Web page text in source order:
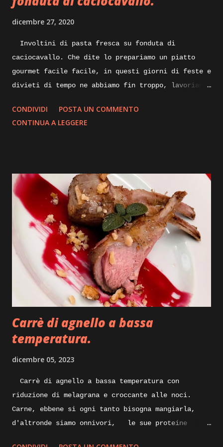
dicembre 27, 2020
Involtini di pasta fresca su fonduta di
caciocavallo. Che dite lo prepariamo un piatto
gourmet facile facile, in questi giorni di feste e
divieti di tempo ne abbiamo fin troppo, lavoriamo
ne verrà fuori, quindi spostiamoci dalla scrivania
ai fornelli ed iniziamo. Quando pensiamo ad un
impiattarlo, non dilunghiamoci oltre e andiamo
subito ad iniziare. Ingredienti: sfoglia di
pasta fresca, carne di tacchino, provola, olio
pepe, ricotta stagionata, mostarda, caciocavallo
stagionato, prezzemolo, julienne di peperoncino,
pellicola adatta anche per la cottura degli
alimenti. Execution: prepariamo per iniziare
un po’ di bollito con del tacchino, quindi pentola
con acqua carne di tacchino e un pizzico di sale
grosso, portiamo tutto sul forn...
CONDIVIDI
POSTA UN COMMENTO
CONTINUA A LEGGERE
Carrè di agnello a bassa
temperatura.
dicembre 05, 2023
Carrè di agnello a bassa temperatura con
riduzione di melagrana e croccante alle noci.
Carne, ebbene si ogni tanto bisogna mangiarla,
d'altronde siamo onnivori, le sue proteine